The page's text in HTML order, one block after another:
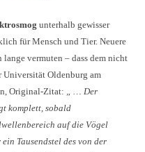
unterhalb gewisser
für Mensch und Tier. Neuere
vermuten – dass dem nicht
Universität Oldenburg am
Original-Zitat: „ … Der
komplett, sobald
auf die Vögel
Tausendstel des von der